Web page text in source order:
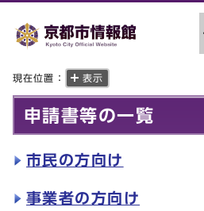
現在位置： 表示
申請書等の一覧
市民の方向け
事業者の方向け